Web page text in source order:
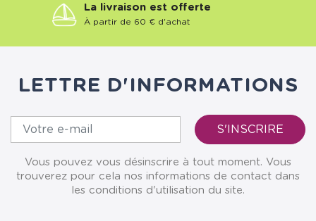
La livraison est offerte
À partir de 60 € d'achat
LETTRE D'INFORMATIONS
Vous pouvez vous désinscrire à tout moment. Vous
trouverez pour cela nos informations de contact dans
les conditions d'utilisation du site.